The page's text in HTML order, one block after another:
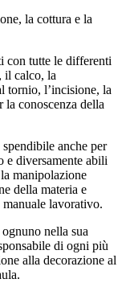
la cottura e la
con tutte le differenti
il calco, la
tornio, l’incisione, la
la conoscenza della
anche per
diversamente abili
manipolazione
della materia e
manuale lavorativo.
nella sua
di ogni più
alla decorazione al